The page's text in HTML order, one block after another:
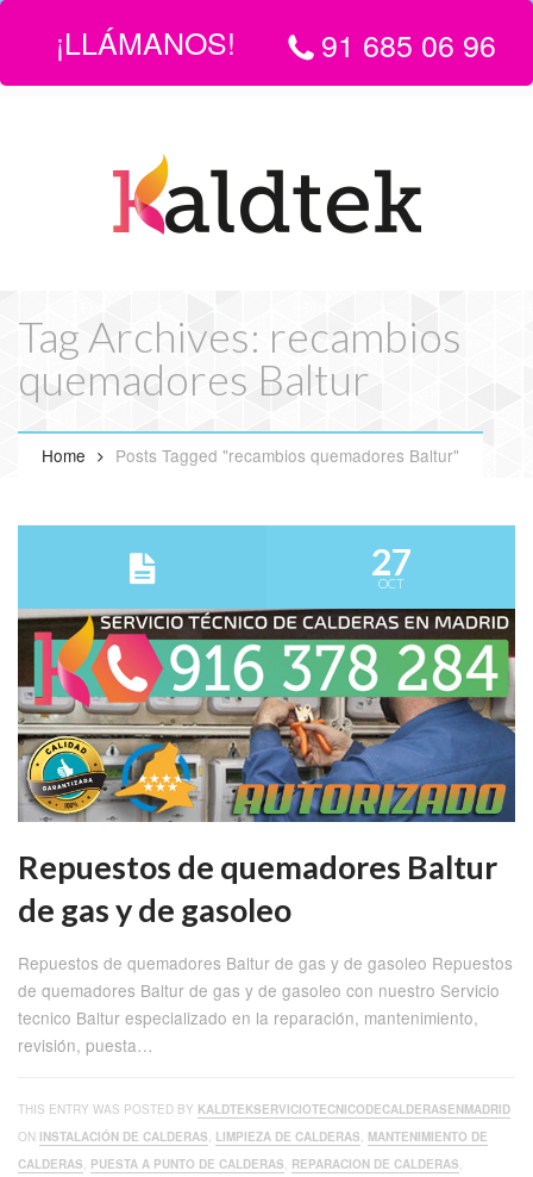
LLÁMANOS:916 850 696 | EMAIL
info@servicio-tecnico-de-
calderas-en-madrid.com
Tag Archives: recambios
quemadores Baltur
Home Posts Tagged "recambios quemadores Baltur"
27
OCT
Repuestos de quemadores Baltur
de gas y de gasoleo
Repuestos de quemadores Baltur de gas y de gasoleo Repuestos
de quemadores Baltur de gas y de gasoleo con nuestro Servicio
tecnico Baltur especializado en la reparación, mantenimiento,
revisión, puesta…
THIS ENTRY WAS POSTED BY KALDTEKSERVICIOTECNICODECALDERASENMADRID
ON INSTALACIÓN DE CALDERAS, LIMPIEZA DE CALDERAS, MANTENIMIENTO DE
CALDERAS, PUESTA A PUNTO DE CALDERAS, REPARACION DE CALDERAS,
¡LLÁMANOS! 91 685 06 96